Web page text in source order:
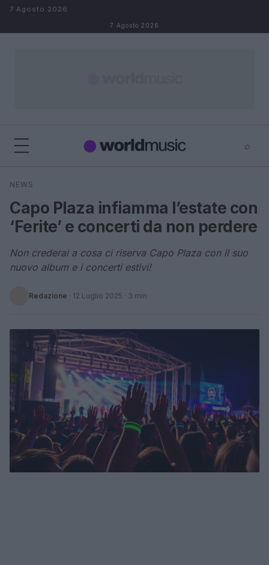
Salta al contenuto
7 Agosto 2026
7 Agosto 2026
⌕
Cerca
NEWS
Capo Plaza infiamma l’estate con
‘Ferite’ e concerti da non perdere
Non crederai a cosa ci riserva Capo Plaza con il suo
nuovo album e i concerti estivi!
Redazione · 12 Luglio 2025 · 3 min